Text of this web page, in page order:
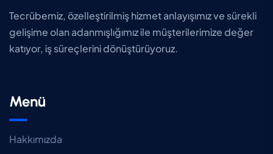
Tecrübemiz, özelleştirilmiş hizmet anlayışımız ve sürekli
gelişime olan adanmışlığımız ile müşterilerimize değer
katıyor, iş süreçlerini dönüştürüyoruz.
Menü
Hakkımızda